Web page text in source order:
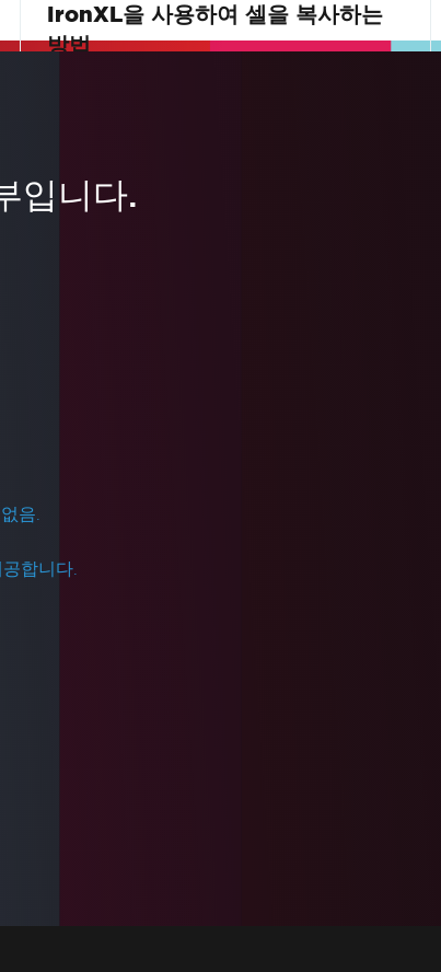
IronXL을 사용하여 셀을 복사하는
방법
필요가 없어집니다. Excel 데이터를 효율적으
로 프로그래밍 방식으로 복제하는 단계별 가
더 읽어보기
입니다.
음.
합니다.